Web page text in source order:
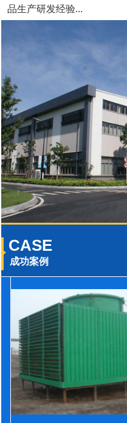
品生产研发经验...
CASE
成功案例